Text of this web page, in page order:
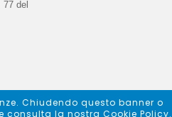
del
Chiudendo questo banner o
la nostra Cookie Policy.